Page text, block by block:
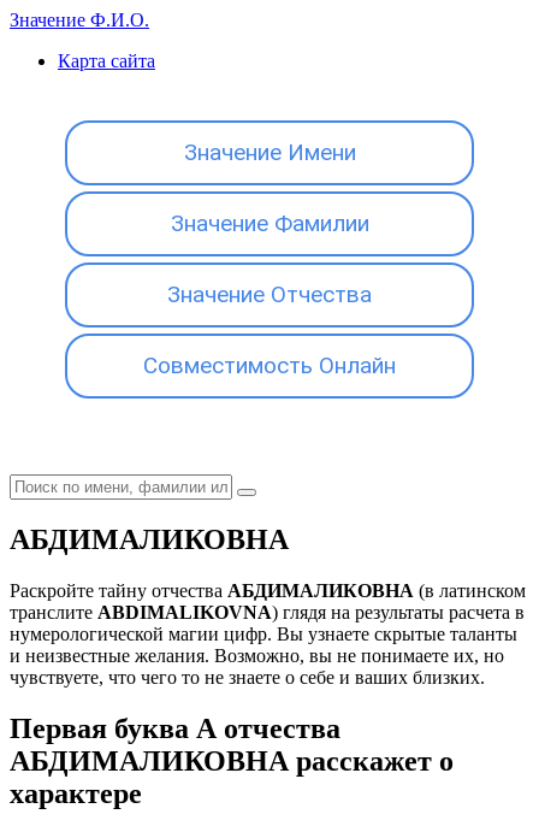
Значение Ф.И.О.
Карта сайта
Значение Имени
Значение Фамилии
Значение Отчества
Совместимость Онлайн
АБДИМАЛИКОВНА
Раскройте тайну отчества АБДИМАЛИКОВНА (в латинском
транслите ABDIMALIKOVNA) глядя на результаты расчета в
нумерологической магии цифр. Вы узнаете скрытые таланты
и неизвестные желания. Возможно, вы не понимаете их, но
чувствуете, что чего то не знаете о себе и ваших близких.
Первая буква А отчества
АБДИМАЛИКОВНА расскажет о
характере